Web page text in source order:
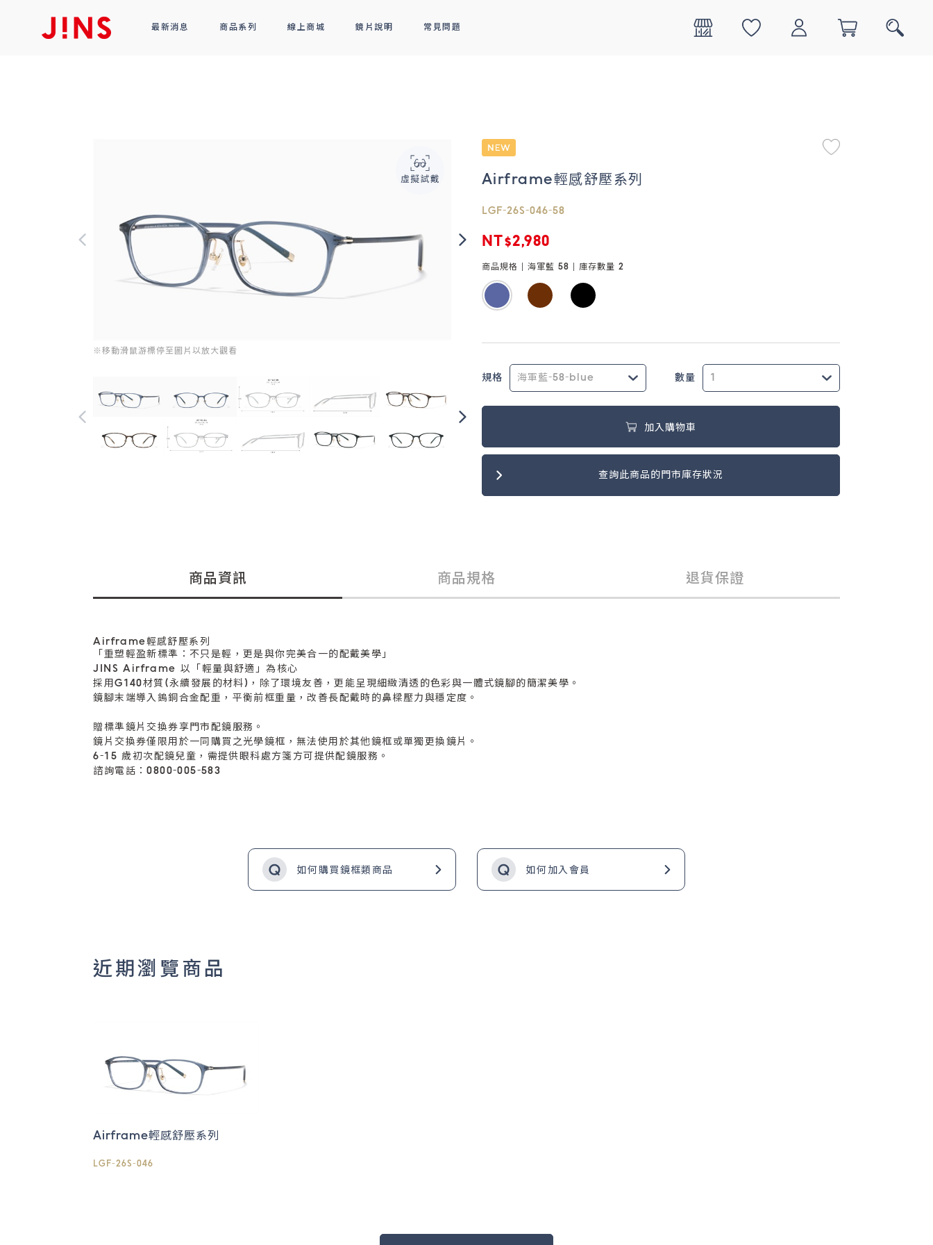
最新消息 商品系列 線上商城
R!M BY J!NS
彩色隱形眼鏡
鏡片說明 常見問題 0
※移動滑鼠游標停至圖片以放大觀看
Airframe輕感舒壓系列
LGF-26S-046-58
NT$2,980
商品規格 | 海軍藍 58 | 庫存數量 2
規格 數量
加入購物車
查詢此商品的門市庫存狀況
商品資訊 商品規格 退貨保證
Airframe輕感舒壓系列
「重塑輕盈新標準：不只是輕，更是與你完美合一的配戴美學」
JINS Airframe 以「輕量與舒適」為核心
採用G140材質(永續發展的材料)，除了環境友善，更能呈現細緻清透的色彩與一體式鏡腳的簡潔美學。
鏡腳末端導入鎢銅合金配重，平衡前框重量，改善長配戴時的鼻樑壓力與穩定度。
贈標準鏡片交換券享門市配鏡服務。
鏡片交換券僅限用於一同購買之光學鏡框，無法使用於其他鏡框或單獨更換鏡片。
6-15 歲初次配鏡兒童，需提供眼科處方箋方可提供配鏡服務。
諮詢電話：0800-005-583
如何購買鏡框類商品 如何加入會員
近期瀏覽商品
Airframe輕感舒壓系列
LGF-26S-046